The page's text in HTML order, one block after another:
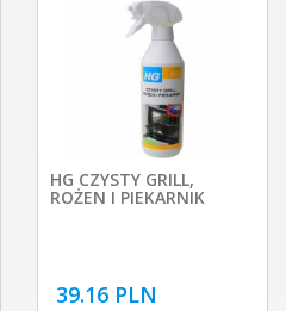
HG CZYSTY GRILL,
ROŻEN I PIEKARNIK
39.16 PLN